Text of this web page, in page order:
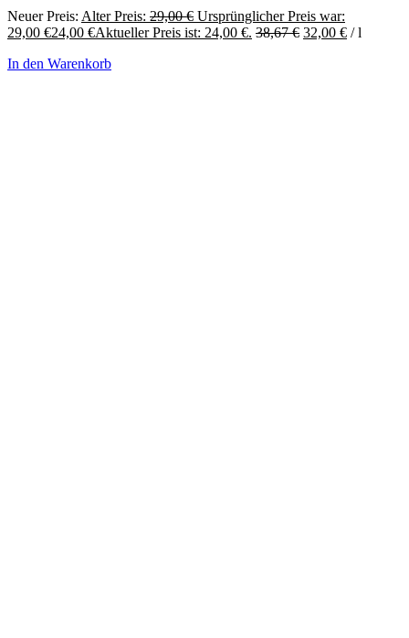
Neuer Preis: Alter Preis: 29,00€ Ursprünglicher Preis war:
29,00 €24,00 €Aktueller Preis ist: 24,00 €. 38,67€ 32,00 € /l
In den Warenkorb